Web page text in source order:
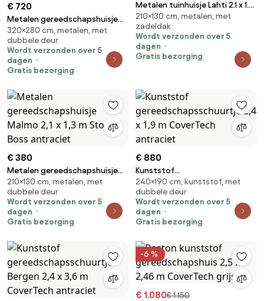
€ 720
Metalen gereedschapshuisje
Malmo 2,8 x 3,2 m Store Boss
antraciet
320×280 cm, metalen, met
dubbele deur
Wordt verzonden over 5
dagen
Gratis bezorging
Metalen tuinhuisje Lahti 2.1 x 1.3
m Store Boss antraciet
210×130 cm, metalen, met
zadeldak
Wordt verzonden over 5
dagen
Gratis bezorging
€ 380
Metalen gereedschapshuisje
Malmo 2,1 x 1,3 m Store Boss
antraciet
210×130 cm, metalen, met
dubbele deur
Wordt verzonden over 5
dagen
Gratis bezorging
€ 880
Kunststof
gereedschapsschuurtje 2,4 x
1,9 m CoverTech antraciet
240×190 cm, kunststof, met
dubbele deur
Wordt verzonden over 5
dagen
Gratis bezorging
-6 %
€ 1.080€ 1.150